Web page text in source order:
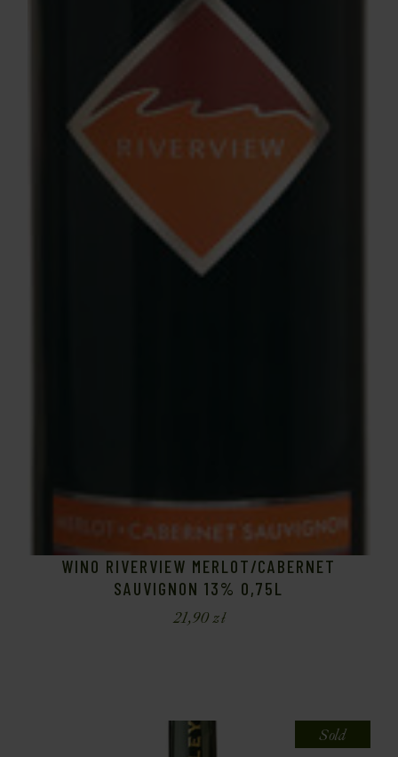
WINO RIVERVIEW MERLOT/CABERNET
SAUVIGNON 13% 0,75L
21,90zł
Sold